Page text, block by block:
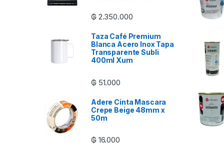
₲ 2.350.000
Taza Café Premium
Blanca Acero Inox Tapa
Transparente Subli
400ml Xum
₲ 51.000
Adere Cinta Mascara
Crepe Beige 48mm x
50m
₲ 16.000